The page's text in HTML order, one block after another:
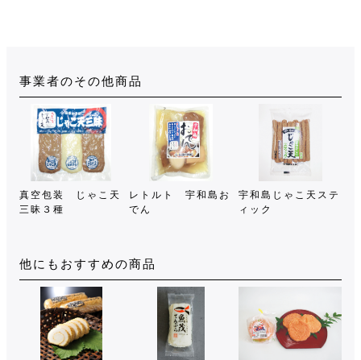
事業者のその他商品
真空包装 じゃこ天
三昧３種
レトルト 宇和島お
でん
宇和島じゃこ天ステ
ィック
他にもおすすめの商品